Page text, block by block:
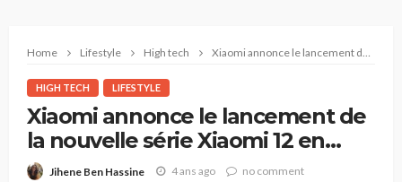
Home Lifestyle High tech Xiaomi annonce le lancement de la nouvelle série Xiaomi 12 en Tunisie
HIGH TECH LIFESTYLE
Xiaomi annonce le lancement de
la nouvelle série Xiaomi 12 en
Tunisie
Jihene Ben Hassine 4 ans ago no comment